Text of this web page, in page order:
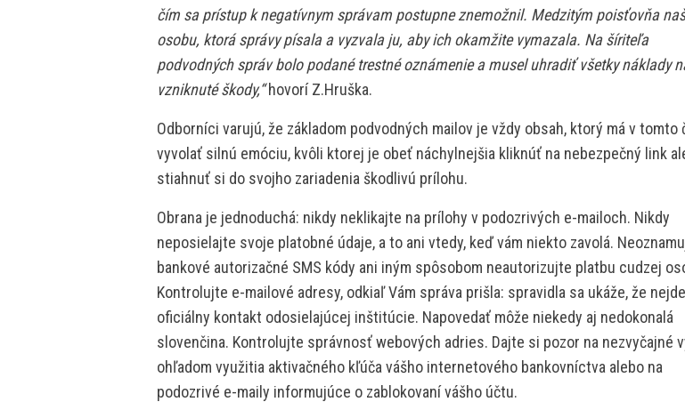
čím sa prístup k negatívnym správam postupne znemožnil. Medzitým poisťovňa
osobu, ktorá správy písala a vyzvala ju, aby ich okamžite vymazala. Na šíriteľa
podvodných správ bolo podané trestné oznámenie a musel uhradiť všetky náklady
vzniknuté škody,“hovorí Z.Hruška.
Odborníci varujú, že základom podvodných mailov je vždy obsah, ktorý má v tomto
vyvolať silnú emóciu, kvôli ktorej je obeť náchylnejšia kliknúť na nebezpečný link
stiahnuť si do svojho zariadenia škodlivú prílohu.
Obrana je jednoduchá: nikdy neklikajte na prílohy v podozrivých e-mailoch. Nikdy
neposielajte svoje platobné údaje, a to ani vtedy, keď vám niekto zavolá.
bankové autorizačné SMS kódy ani iným spôsobom neautorizujte platbu cudzej
Kontrolujte e-mailové adresy, odkiaľ Vám správa prišla: spravidla sa ukáže, že
oficiálny kontakt odosielajúcej inštitúcie. Napovedať môže niekedy aj nedokonalá
slovenčina. Kontrolujte správnosť webových adries. Dajte si pozor na nezvyčajné
ohľadom využitia aktivačného kľúča vášho internetového bankovníctva alebo na
podozrivé e-maily informujúce o zablokovaní vášho účtu.